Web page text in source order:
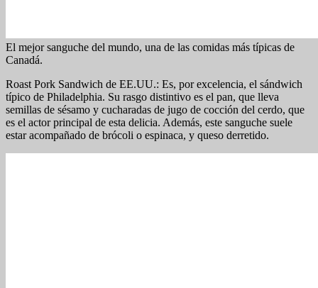
El mejor sanguche del mundo, una de las comidas más típicas de
Canadá.
Roast Pork Sandwich de EE.UU.: Es, por excelencia, el sándwich
típico de Philadelphia. Su rasgo distintivo es el pan, que lleva
semillas de sésamo y cucharadas de jugo de cocción del cerdo, que
es el actor principal de esta delicia. Además, este sanguche suele
estar acompañado de brócoli o espinaca, y queso derretido.